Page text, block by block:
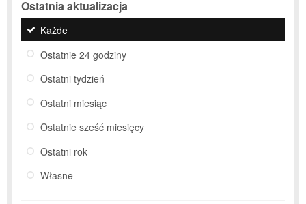
Ostatnia aktualizacja
Każde
Ostatnie 24 godziny
Ostatni tydzień
Ostatni miesiąc
Ostatnie sześć miesięcy
Ostatni rok
Własne